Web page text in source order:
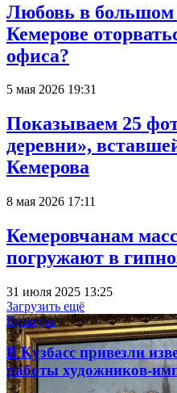
Любовь в большом
Кемерове
офиса?
5 мая 2026 19:31
Показываем 25
деревни»,
Кемерова
8 мая 2026 17:11
Кемеровчанам
погружают в
31 июля 2025 13:25
Загрузить ещё
Культура
В Кузбасс привезли
работы художников-